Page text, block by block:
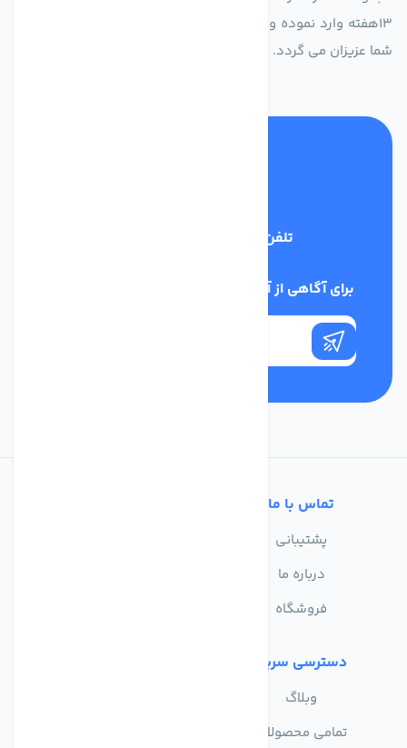
13هفته وارد نموده و این عمر باعث صرفه جویی در هزینه و زمان
شما عزیزان می گردد.
تلفن پشتیبانی
برای آگاهی از آخرین اخبار در خبرنامه ما عضو شوید
تماس با ما
پشتیبانی
درباره ما
فروشگاه
دسترسی سریع
وبلاگ
تمامی محصولات